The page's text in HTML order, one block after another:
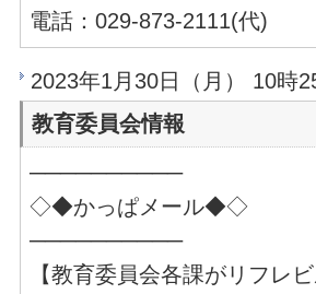
電話：029-873-2111(代)
2023年1月30日（月） 10時
教育委員会情報
──────────
◇◆かっぱメール◆◇
──────────
【教育委員会各課がリフレ